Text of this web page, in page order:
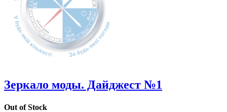
Зеркало моды. Дайджест №1
Out of Stock